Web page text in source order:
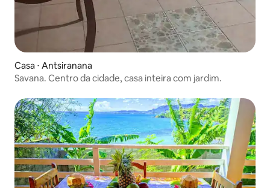
Casa ⋅ Antsiranana
Savana. Centro da cidade, casa inteira com jardim.